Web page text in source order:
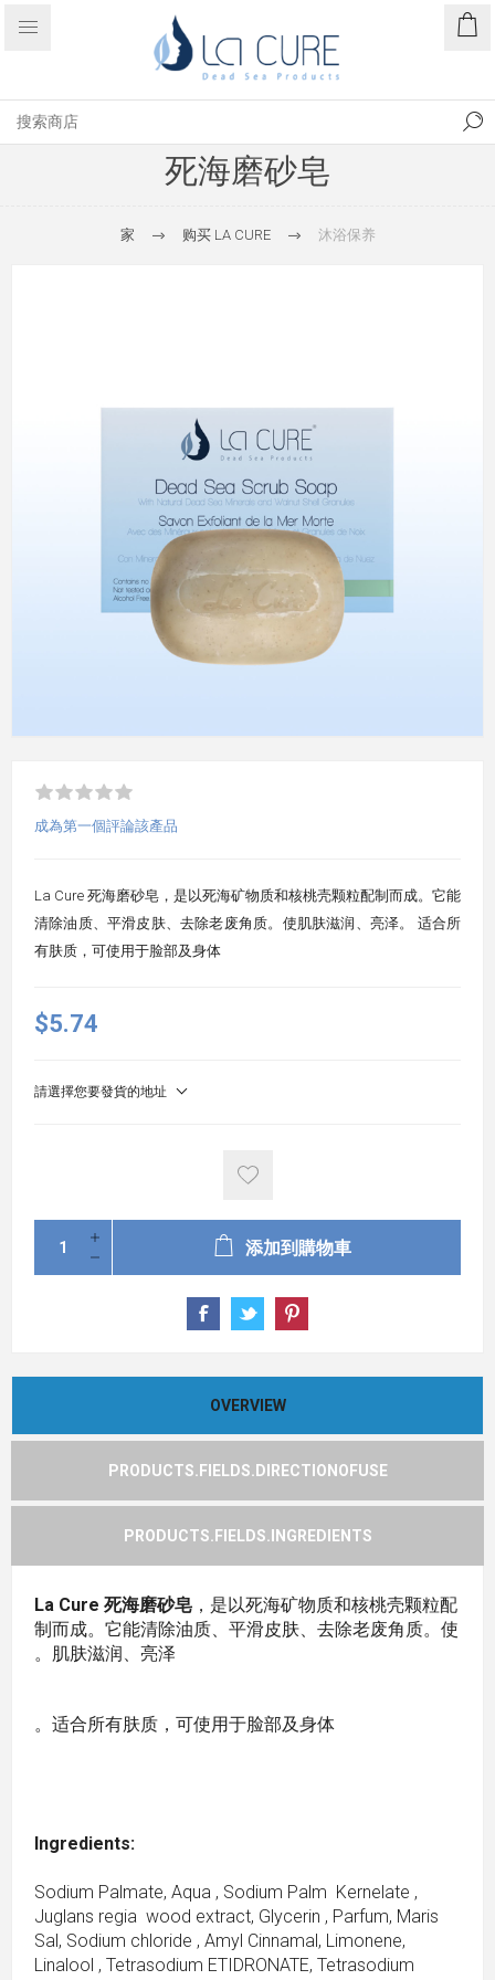
死海磨砂皂
家 购买 LA CURE 沐浴保养
成為第一個評論該產品
La Cure 死海磨砂皂，是以死海矿物质和核桃壳颗粒配制而成。它能
清除油质、平滑皮肤、去除老废角质。使肌肤滋润、亮泽。 适合所
有肤质，可使用于脸部及身体
$5.74
請選擇您要發貨的地址
添加到購物車
OVERVIEW
PRODUCTS.FIELDS.DIRECTIONOFUSE
PRODUCTS.FIELDS.INGREDIENTS
La Cure 死海磨砂皂 ，是以死海矿物质和核桃壳颗粒配
制而成。它能清除油质、平滑皮肤、去除老废角质。使
肌肤滋润、亮泽。
适合所有肤质，可使用于脸部及身体。
Ingredients:
Sodium Palmate, Aqua , Sodium Palm Kernelate ,
Juglans regia wood extract, Glycerin , Parfum, Maris
Sal, Sodium chloride , Amyl Cinnamal, Limonene,
Linalool , Tetrasodium ETIDRONATE, Tetrasodium